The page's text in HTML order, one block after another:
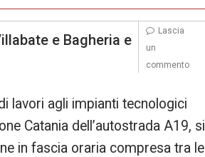
e Bagheria e
lavori agli impianti tecnologici
Catania dell’autostrada A19, si
in fascia oraria compresa tra le
Lascia
un
commento